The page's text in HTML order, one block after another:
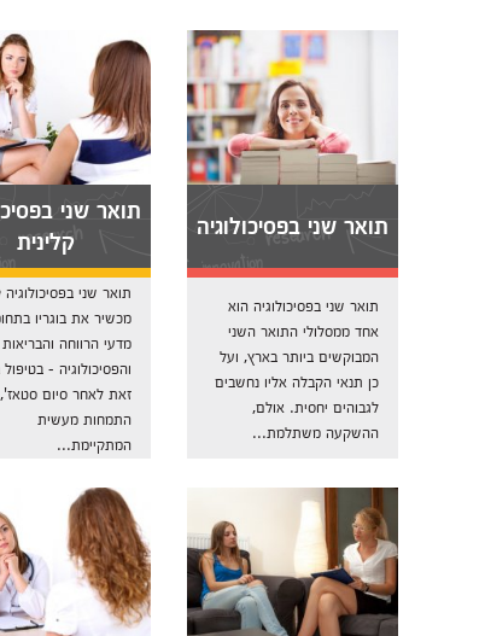
תואר שני בפסיכולוגיה
תואר שני בפסיכולוגיה הוא
אחד ממסלולי התואר השני
המבוקשים ביותר בארץ, ועל
כן תנאי הקבלה אליו נחשבים
לגבוהים יחסית. אולם,
ההשקעה משתלמת...
תואר שני
קלינית
תואר שני בפסיכולוגיה
מכשיר את בוגריו
מדעי הרווחה והבריאות
והפסיכולוגיה -
זאת לאחר סיום
התמחות מעשית
המתקיימת...